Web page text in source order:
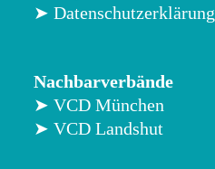
➤ Datenschutzerklärung
Nachbarverbände
➤ VCD München
➤ VCD Landshut